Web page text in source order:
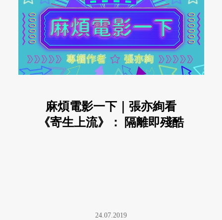
麻煩電影一下｜張亦絢看
《寄生上流》： 隔離即殘酷
24.07.2019